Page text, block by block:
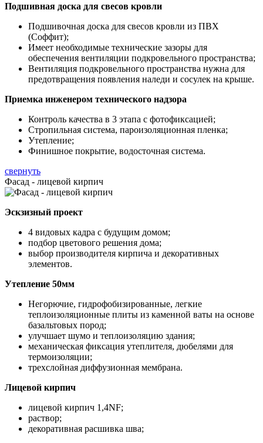
Подшивная доска для свесов кровли
Подшивочная доска для свесов кровли из ПВХ
(Соффит);
Имеет необходимые технические зазоры для
обеспечения вентиляции подкровельного пространства;
Вентиляция подкровельного пространства нужна для
предотвращения появления наледи и сосулек на крыше.
Приемка инженером технического надзора
Контроль качества в 3 этапа с фотофиксацией;
Стропильная система, пароизоляционная пленка;
Утепление;
Финишное покрытие, водосточная система.
свернуть
Фасад - лицевой кирпич
Эскзизный проект
4 видовых кадра с будущим домом;
подбор цветового решения дома;
выбор производителя кирпича и декоративных
элементов.
Утепление 50мм
Негорючие, гидрофобизированные, легкие
теплоизоляционные плиты из каменной ваты на основе
базальтовых пород;
улучшает шумо и теплоизоляцию здания;
механическая фиксация утеплителя, дюбелями для
термоизоляции;
трехслойная диффузионная мембрана.
Лицевой кирпич
лицевой кирпич 1,4NF;
раствор;
декоративная расшивка шва;